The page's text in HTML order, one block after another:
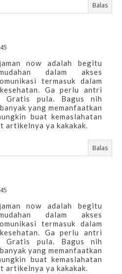
Balas
now adalah begitu
dalam akses
termasuk dalam
Ga perlu antri
Gratis pula. Bagus nih
yang memanfaatkan
buat kemaslahatan
artikelnya ya kakakak.
Balas
now adalah begitu
dalam akses
termasuk dalam
Ga perlu antri
Gratis pula. Bagus nih
yang memanfaatkan
buat kemaslahatan
artikelnya ya kakakak.